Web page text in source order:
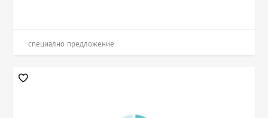
специално предложение